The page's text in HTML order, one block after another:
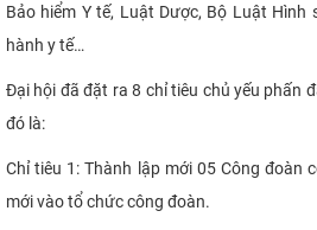
Bảo hiểm Y tế, Luật Dược, Bộ Luật Hình
hành y tế…
Đại hội đã đặt ra 8 chỉ tiêu chủ yếu phấn
đó là:
Chỉ tiêu 1: Thành lập mới 05 Công đoàn
mới vào tổ chức công đoàn.